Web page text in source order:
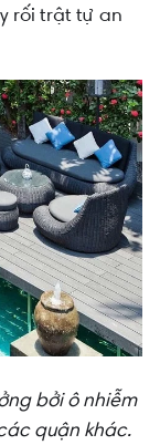
rối trật tự an
bởi ô nhiễm
quận khác.